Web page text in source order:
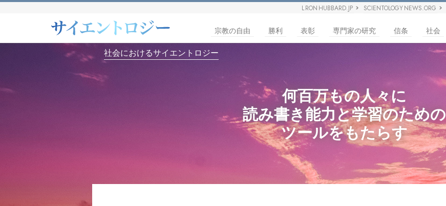
L RON HUBBARD.JP SCIENTOLOGY NEWS.ORG
宗教の自由 勝利 表彰 専門家の研究 信条 社会
社会におけるサイエントロジー
何百万もの人々に
読み書き能力と学習のための
ツールをもたらす